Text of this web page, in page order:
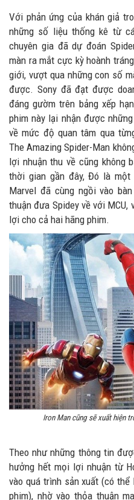
Với phản ứng của khán giả
những số liệu thống kê từ
chuyên gia đã dự đoán
màn ra mắt cực kỳ hoành
giới, vượt qua những con số
được. Sony đã đạt được
đáng gườm trên bảng xếp
phim này lại nhận được
về mức độ quan tâm qua
The Amazing Spider-Man
lợi nhuận thu về cũng không
thời gian gần đây, Đó là một
Marvel đã cùng ngồi vào
thuận đưa Spidey về với
lợi cho cả hai hãng phim.
Iron Man cũng sẽ xuất hiện
Theo như những thông tin
hưởng hết mọi lợi nhuận từ
vào quá trình sản xuất (có
phim), nhờ vào thỏa thuận